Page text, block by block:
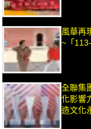
風華再
~「
全聯集
化影響
造文化